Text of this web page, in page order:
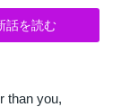
話を読む
than you,